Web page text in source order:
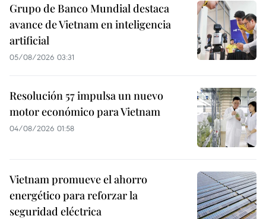
Grupo de Banco Mundial destaca
avance de Vietnam en inteligencia
artificial
05/08/2026 03:31
Resolución 57 impulsa un nuevo
motor económico para Vietnam
04/08/2026 01:58
Vietnam promueve el ahorro
energético para reforzar la
seguridad eléctrica